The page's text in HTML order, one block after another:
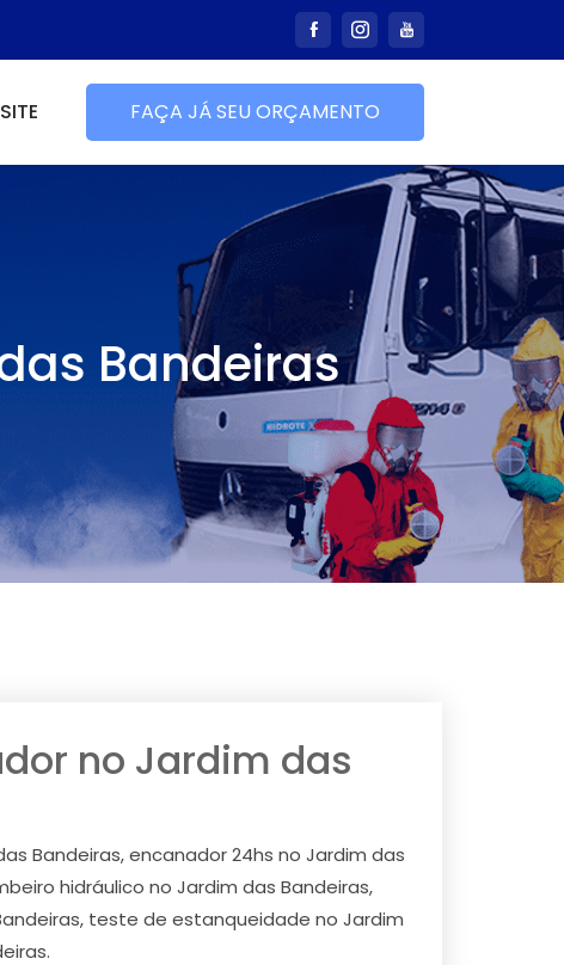
FAÇA JÁ SEU ORÇAMENTO
Bandeiras
no Jardim das
Bandeiras, encanador 24hs no Jardim das
hidráulico no Jardim das Bandeiras,
teste de estanqueidade no Jardim